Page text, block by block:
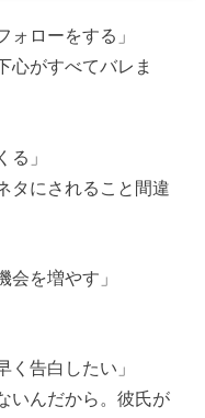
ォローをする」
心がすべてバレま
る」
タにされること間違
会を増やす」
く告白したい」
いんだから。彼氏が